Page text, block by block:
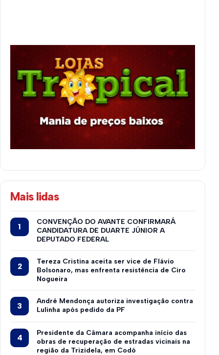
Mais lidas
CONVENÇÃO DO AVANTE CONFIRMARÁ
CANDIDATURA DE DUARTE JÚNIOR A
DEPUTADO FEDERAL
Tereza Cristina aceita ser vice de Flávio
Bolsonaro, mas enfrenta resistência de Ciro
Nogueira
André Mendonça autoriza investigação contra
Lulinha após pedido da PF
Presidente da Câmara acompanha início das
obras de recuperação de estradas vicinais na
região da Trizidela, em Codó